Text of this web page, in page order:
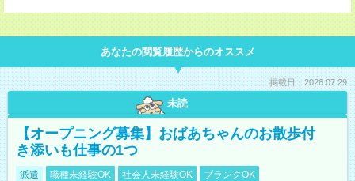
あなたの閲覧履歴からのオススメ
掲載日：2026.07.29
未読
【オープニング募集】おばあちゃんのお散歩付
き添いも仕事の1つ
派遣 職種未経験OK 社会人未経験OK
ブランクOK